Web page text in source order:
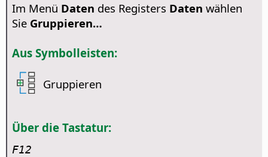
Im Menü Daten des Registers Daten wählen
Sie Gruppieren…
Aus Symbolleisten:
Gruppieren
Über die Tastatur:
F12